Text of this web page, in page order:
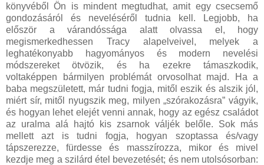
könyvéből Ön is mindent megtudhat, amit egy csecsemő
gondozásáról és neveléséről tudnia kell. Legjobb, ha
először a várandóssága alatt olvassa el, hogy
megismerkedhessen Tracy alapelveivel, melyek a
leghatékonyabb hagyományos és modern nevelési
módszereket ötvözik, és ha ezekre támaszkodik,
voltaképpen bármilyen problémát orvosolhat majd. Ha a
baba megszületett, már tudni fogja, mitől eszik és alszik jól,
miért sír, mitől nyugszik meg, milyen „szórakozásra” vágyik,
és hogyan lehet elejét venni annak, hogy az egész családot
az uralma alá hajtó kis zsarnok váljék belőle. Sok más
mellett azt is tudni fogja, hogyan szoptassa és/vagy
tápszerezze, fürdesse és masszírozza, mikor és mivel
kezdje meg a szilárd étel bevezetését; és nem utolsósorban: